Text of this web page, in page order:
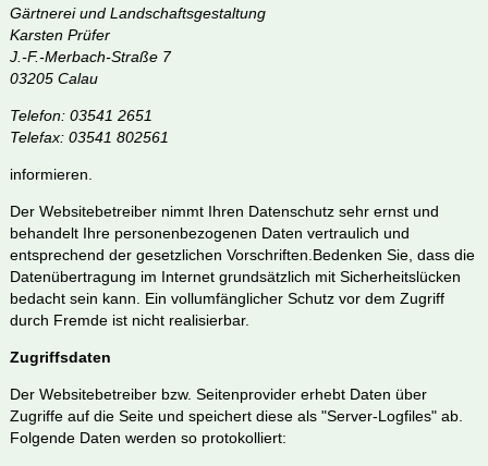
Gärtnerei und Landschaftsgestaltung
Karsten Prüfer
J.-F.-Merbach-Straße 7
03205 Calau
Telefon: 03541 2651
Telefax: 03541 802561
informieren.
Der Websitebetreiber nimmt Ihren Datenschutz sehr ernst und
behandelt Ihre personenbezogenen Daten vertraulich und
entsprechend der gesetzlichen Vorschriften.Bedenken Sie, dass die
Datenübertragung im Internet grundsätzlich mit Sicherheitslücken
bedacht sein kann. Ein vollumfänglicher Schutz vor dem Zugriff
durch Fremde ist nicht realisierbar.
Zugriffsdaten
Der Websitebetreiber bzw. Seitenprovider erhebt Daten über
Zugriffe auf die Seite und speichert diese als "Server-Logfiles" ab.
Folgende Daten werden so protokolliert: